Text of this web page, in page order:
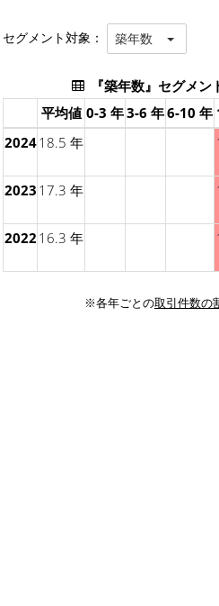
セグメント対象： 築年数
『築年数』セグメ
平均値 0-3 年3-6 年6-10 年
202418.5 年
2023 17.3 年
2022 16.3 年
※各年ごとの取引件数の